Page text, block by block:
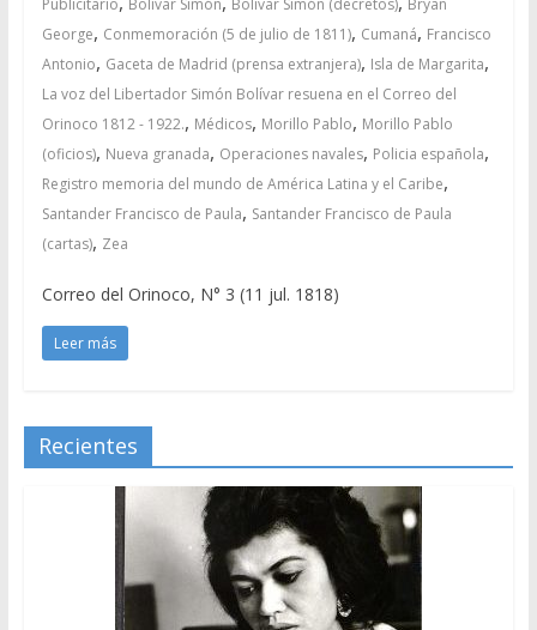
George, Conmemoración (5 de julio de 1811), Cumaná, Francisco
Antonio, Gaceta de Madrid (prensa extranjera), Isla de Margarita,
La voz del Libertador Simón Bolívar resuena en el Correo del
Orinoco 1812 - 1922., Médicos, Morillo Pablo, Morillo Pablo
(oficios), Nueva granada, Operaciones navales, Policia española,
Registro memoria del mundo de América Latina y el Caribe,
Santander Francisco de Paula, Santander Francisco de Paula
(cartas), Zea
Correo del Orinoco, N° 3 (11 jul. 1818)
Leer más
Recientes